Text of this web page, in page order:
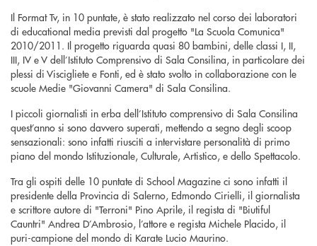
Il Format Tv, in 10 puntate, è stato realizzato nel corso dei laboratori
di educational media previsti dal progetto "La Scuola Comunica"
2010/2011. Il progetto riguarda quasi 80 bambini, delle classi I, II,
III, IV e V dell’Istituto Comprensivo di Sala Consilina, in particolare dei
plessi di Viscigliete e Fonti, ed è stato svolto in collaborazione con le
scuole Medie "Giovanni Camera" di Sala Consilina.
I piccoli giornalisti in erba dell’Istituto comprensivo di Sala Consilina
quest’anno si sono davvero superati, mettendo a segno degli scoop
sensazionali: sono infatti riusciti a intervistare personalità di primo
piano del mondo Istituzionale, Culturale, Artistico, e dello Spettacolo.
Tra gli ospiti delle 10 puntate di School Magazine ci sono infatti il
presidente della Provincia di Salerno, Edmondo Cirielli, il giornalista
e scrittore autore di "Terroni" Pino Aprile, il regista di "Biutiful
Cauntri" Andrea D’Ambrosio, l’attore e regista Michele Placido, il
puri-campione del mondo di Karate Lucio Maurino.